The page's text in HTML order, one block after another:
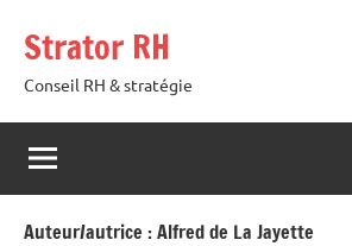
contenu
Strator RH
Conseil RH & stratégie
Auteur/autrice :Alfred de La Jayette